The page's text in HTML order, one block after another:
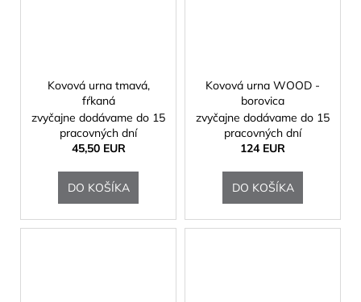
Kovová urna tmavá,
fŕkaná
zvyčajne dodávame do 15
pracovných dní
45,50 EUR
DO KOŠÍKA
Kovová urna WOOD -
borovica
zvyčajne dodávame do 15
pracovných dní
124 EUR
DO KOŠÍKA